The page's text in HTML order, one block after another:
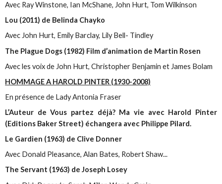
Avec Ray Winstone, Ian McShane, John Hurt, Tom Wilkinson
Lou (2011) de Belinda Chayko
Avec John Hurt, Emily Barclay, Lily Bell- Tindley
The Plague Dogs (1982) Film d’animation de Martin Rosen
Avec les voix de John Hurt, Christopher Benjamin et James Bolam
HOMMAGE A HAROLD PINTER (1930-2008)
En présence de Lady Antonia Fraser
L’Auteur de Vous partez déjà? Ma vie avec Harold Pinter
(Editions Baker Street) échangera avec Philippe Pilard.
Le Gardien (1963) de Clive Donner
Avec Donald Pleasance, Alan Bates, Robert Shaw...
The Servant (1963) de Joseph Losey